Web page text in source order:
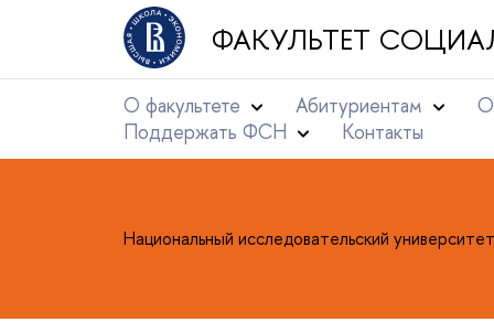
ФАКУЛЬТЕТ
О факультете Абитуриентам
Поддержать ФСН
Контакты
Национальный исследовательский